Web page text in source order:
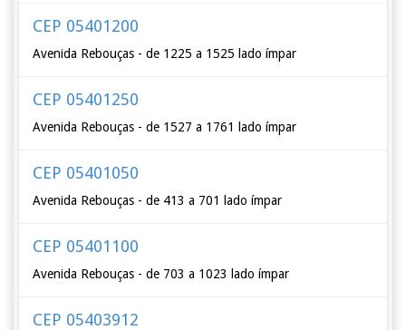
CEP 05401200
Avenida Rebouças - de 1225 a 1525 lado ímpar
CEP 05401250
Avenida Rebouças - de 1527 a 1761 lado ímpar
CEP 05401050
Avenida Rebouças - de 413 a 701 lado ímpar
CEP 05401100
Avenida Rebouças - de 703 a 1023 lado ímpar
CEP 05403912